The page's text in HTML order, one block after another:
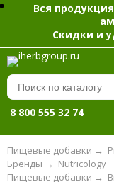
Вся
Скидки и
8 800 555 32 74
Пищевые добавки →
Nutricology
Бренды →
Пищевые добавки →